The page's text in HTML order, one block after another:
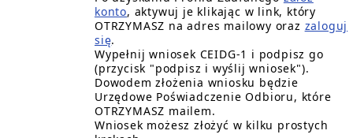
konto, aktywuj je klikając w link, który
OTRZYMASZ na adres mailowy oraz zaloguj
się.
Wypełnij wniosek CEIDG-1 i podpisz go
(przycisk "podpisz i wyślij wniosek").
Dowodem złożenia wniosku będzie
Urzędowe Poświadczenie Odbioru, które
OTRZYMASZ mailem.
Wniosek możesz złożyć w kilku prostych